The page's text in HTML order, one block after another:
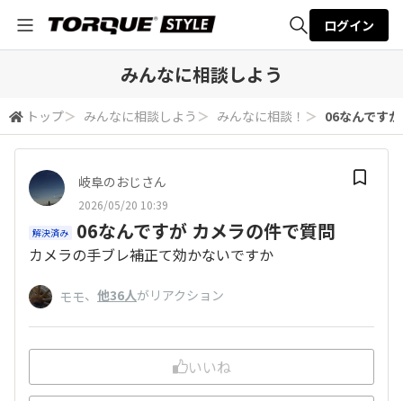
検索
ログイン
みんなに相談しよう
トップ＞ みんなに相談しよう ＞ みんなに相談！ ＞ 06なんです
岐阜のおじさん
2026/05/20 10:39
解決済み 06なんですが カメラの件で質問
カメラの手ブレ補正て効かないですか
モモ、 他36人がリアクション
いいね